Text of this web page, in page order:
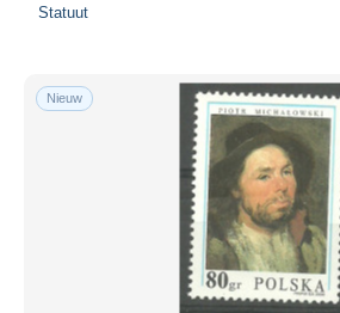
Statuut
Nieuw